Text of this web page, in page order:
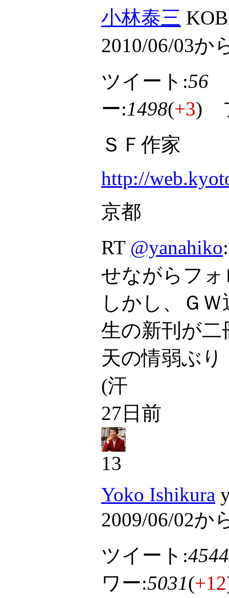
小林泰三
2010/06/03か
ツイート:56
ー:1498(+3)
ＳＦ作家
http://
京都
RT @yanahiko
せながらフ
しかし、Ｇ
生の新刊が
天の情弱ぶ
(汗
27日前
13
Yoko Ishikura
2009/06/02か
ツイート:4544
ワー:5031(+12